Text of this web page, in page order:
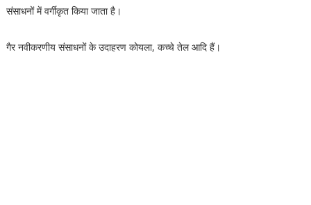
संसाधनों में वर्गीकृत किया जाता है।
गैर नवीकरणीय संसाधनों के उदाहरण कोयला, कच्चे तेल आदि हैं।